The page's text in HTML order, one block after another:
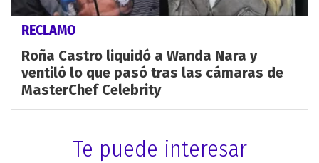
RECLAMO
Roña Castro liquidó a Wanda Nara y
ventiló lo que pasó tras las cámaras de
MasterChef Celebrity
Te puede interesar